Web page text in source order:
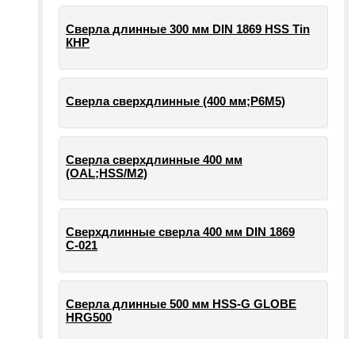
Сверла длинные 300 мм DIN 1869 HSS Tin
КНР
Сверла сверхдлинные (400 мм;Р6М5)
Сверла сверхдлинные 400 мм
(OAL;HSS/M2)
Сверхдлинные сверла 400 мм DIN 1869
С-021
Сверла длинные 500 мм HSS-G GLOBE
HRG500